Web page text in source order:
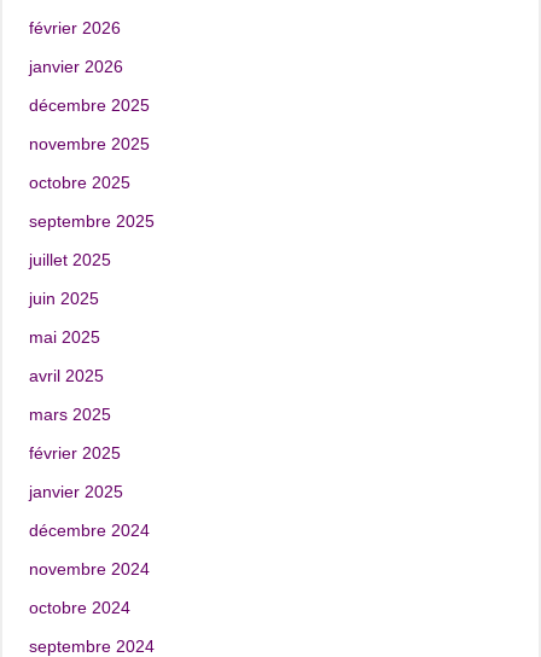
février 2026
janvier 2026
décembre 2025
novembre 2025
octobre 2025
septembre 2025
juillet 2025
juin 2025
mai 2025
avril 2025
mars 2025
février 2025
janvier 2025
décembre 2024
novembre 2024
octobre 2024
septembre 2024